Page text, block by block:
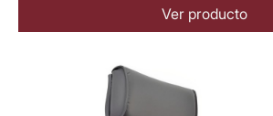
Ver producto